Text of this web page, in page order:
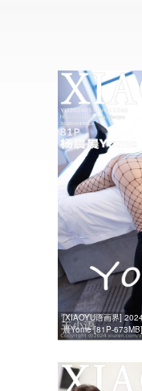
[XIAOYU语画界]
晨Yome [81P-673MB]